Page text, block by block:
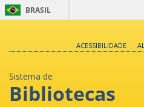
BRASIL
ACESSIBILIDADE
Sistema de
Bibliotecas